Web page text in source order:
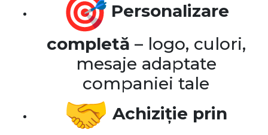
Personalizare
completă – logo, culori,
mesaje adaptate
companiei tale
Achiziție prin